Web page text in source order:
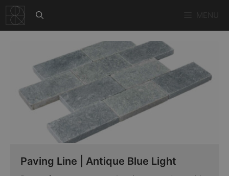
naar
de
Paving Line | Antique Blue Light